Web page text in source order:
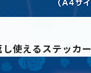
使えるステッカー